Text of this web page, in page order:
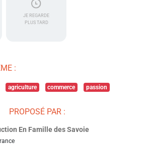
JE REGARDE
PLUS TARD
:
agriculture commerce passion
PROPOSÉ PAR :
En Famille des Savoie